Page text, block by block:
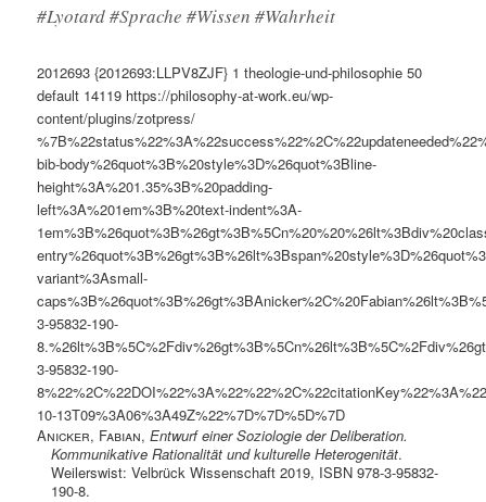
#Lyotard #Sprache #Wissen #Wahrheit
2012693 {2012693:LLPV8ZJF} 1 theologie-und-philosophie 50
default 14119 https://philosophy-at-work.eu/wp-
content/plugins/zotpress/
bib-body%26quot%3B%20style%3D%26quot%3Bline-
height%3A%201.35%3B%20padding-
left%3A%201em%3B%20text-indent%3A-
variant%3Asmall-
3-95832-190-
3-95832-190-
10-13T09%3A06%3A49Z%22%7D%7D%5D%7D
Anicker, Fabian,Entwurf einer Soziologie der Deliberation.
Kommunikative Rationalität und kulturelle Heterogenität.
Weilerswist: Velbrück Wissenschaft 2019, ISBN 978-3-95832-
190-8.